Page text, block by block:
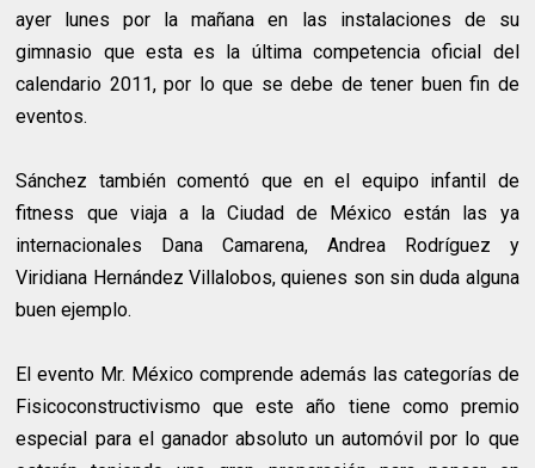
ayer lunes por la mañana en las instalaciones de su
gimnasio que esta es la última competencia oficial del
calendario 2011, por lo que se debe de tener buen fin de
eventos.
Sánchez también comentó que en el equipo infantil de
fitness que viaja a la Ciudad de México están las ya
internacionales Dana Camarena, Andrea Rodríguez y
Viridiana Hernández Villalobos, quienes son sin duda alguna
buen ejemplo.
El evento Mr. México comprende además las categorías de
Fisicoconstructivismo que este año tiene como premio
especial para el ganador absoluto un automóvil por lo que